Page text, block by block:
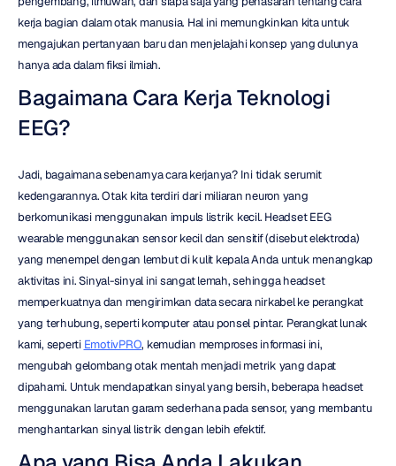
kerja bagian dalam otak manusia. Hal ini memungkinkan kita untuk
mengajukan pertanyaan baru dan menjelajahi konsep yang dulunya
hanya ada dalam fiksi ilmiah.
Bagaimana Cara Kerja Teknologi
EEG?
Jadi, bagaimana sebenarnya cara kerjanya? Ini tidak serumit
kedengarannya. Otak kita terdiri dari miliaran neuron yang
berkomunikasi menggunakan impuls listrik kecil. Headset EEG
wearable menggunakan sensor kecil dan sensitif (disebut elektroda)
yang menempel dengan lembut di kulit kepala Anda untuk menangkap
aktivitas ini. Sinyal-sinyal ini sangat lemah, sehingga headset
memperkuatnya dan mengirimkan data secara nirkabel ke perangkat
yang terhubung, seperti komputer atau ponsel pintar. Perangkat lunak
kami, seperti EmotivPRO, kemudian memproses informasi ini,
mengubah gelombang otak mentah menjadi metrik yang dapat
dipahami. Untuk mendapatkan sinyal yang bersih, beberapa headset
menggunakan larutan garam sederhana pada sensor, yang membantu
menghantarkan sinyal listrik dengan lebih efektif.